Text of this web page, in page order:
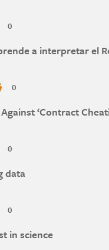
contract
0
a interpretar el
vs. similitud: Aprende
0
‘Contract
to Fight Back Against
0
data
cheating data
0
in science